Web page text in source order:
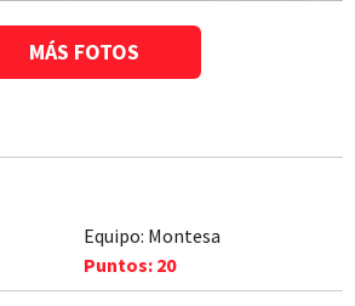
MÁS FOTOS
Equipo: Montesa
Puntos: 20